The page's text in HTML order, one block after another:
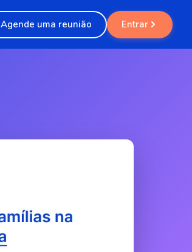
Agende uma reunião Entrar